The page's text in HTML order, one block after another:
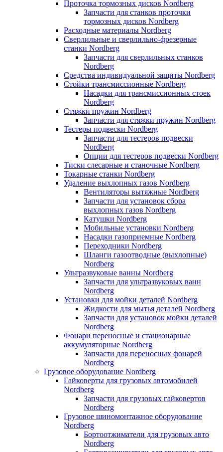
Проточка тормозных дисков Nordberg
Запчасти для станков проточки
тормозных дисков Nordberg
Расходные материалы Nordberg
Сверлильные и сверлильно-фрезерные
станки Nordberg
Запчасти для сверлильных станков
Nordberg
Средства индивидуальной защиты Nordberg
Стойки трансмиссионные Nordberg
Насадки для трансмиссионных стоек
Nordberg
Стяжки пружин Nordberg
Запчасти для стяжки пружин Nordberg
Тестеры подвески Nordberg
Запчасти для тестеров подвески
Nordberg
Опции для тестеров подвески Nordberg
Тиски слесарные и станочные Nordberg
Токарные станки Nordberg
Удаление выхлопных газов Nordberg
Вентиляторы вытяжные Nordberg
Запчасти для установок сбора
выхлопных газов Nordberg
Катушки Nordberg
Мобильные установки Nordberg
Насадки газоприемные Nordberg
Переходники Nordberg
Шланги газоотводные (выхлопные)
Nordberg
Ультразвуковые ванны Nordberg
Запчасти для ультразвуковых ванн
Nordberg
Установки для мойки деталей Nordberg
Жидкости для мытья деталей Nordberg
Запчасти для установок мойки деталей
Nordberg
Фонари переносные и стационарные
аккумуляторные Nordberg
Запчасти для переносных фонарей
Nordberg
Грузовое оборудование Nordberg
Гайковерты для грузовых автомобилей
Nordberg
Запчасти для грузовых гайковертов
Nordberg
Грузовое шиномонтажное оборудование
Nordberg
Бортоотжиматели для грузовых авто
Nordberg